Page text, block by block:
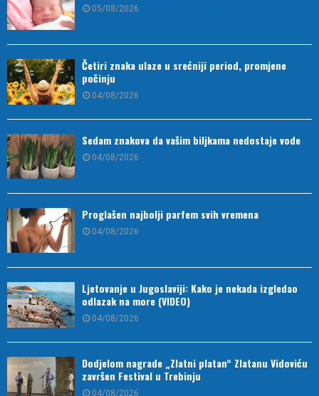
05/08/2026
Četiri znaka ulaze u srećniji period, promjene
počinju
04/08/2026
Sedam znakova da vašim biljkama nedostaje vode
04/08/2026
Proglašen najbolji parfem svih vremena
04/08/2026
Ljetovanje u Jugoslaviji: Kako je nekada izgledao
odlazak na more (VIDEO)
04/08/2026
Dodjelom nagrade „Zlatni platan“ Zlatanu Vidoviću
završen Festival u Trebinju
04/08/2026